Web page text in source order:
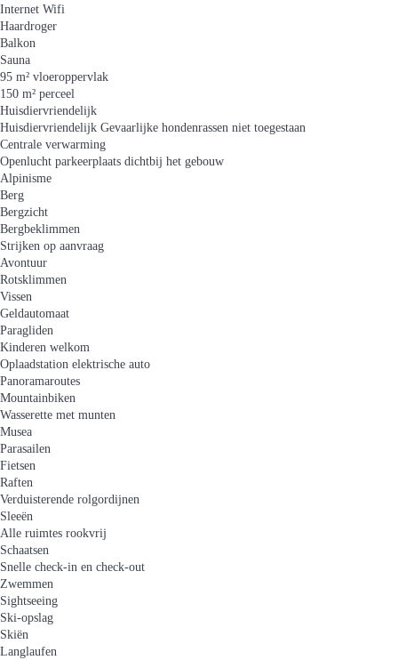
Internet Wifi
Haardroger
Balkon
Sauna
95 m² vloeroppervlak
150 m² perceel
Huisdiervriendelijk
Huisdiervriendelijk Gevaarlijke hondenrassen niet toegestaan
Centrale verwarming
Openlucht parkeerplaats dichtbij het gebouw
Alpinisme
Berg
Bergzicht
Bergbeklimmen
Strijken op aanvraag
Avontuur
Rotsklimmen
Vissen
Geldautomaat
Paragliden
Kinderen welkom
Oplaadstation elektrische auto
Panoramaroutes
Mountainbiken
Wasserette met munten
Musea
Parasailen
Fietsen
Raften
Verduisterende rolgordijnen
Sleeën
Alle ruimtes rookvrij
Schaatsen
Snelle check-in en check-out
Zwemmen
Sightseeing
Ski-opslag
Skiën
Langlaufen